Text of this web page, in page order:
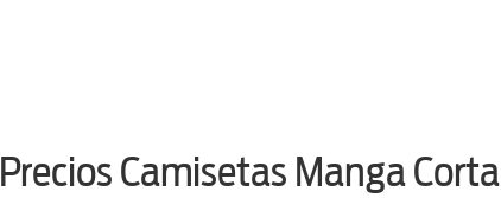
Precios Camisetas Manga Corta